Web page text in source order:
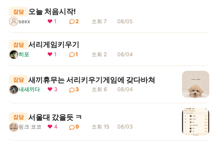
잡담 오늘 처음시작!
sexx ❤ 1 2 조회 7 08/05
잡담 서리게임키우기
히포 ❤ 1 1 조회 2 08/04
잡담 새끼휴무는 서리키우기게임에 갖다바쳐
내새끼다 ❤ 3 3 조회 6 08/04
잡담 서울대 갔을듯 ㅋ
핑크 코코 ❤ 4 9 조회 15 08/03